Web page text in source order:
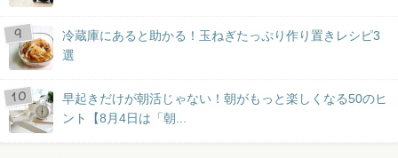
冷蔵庫にあると助かる！玉ねぎたっぷり作り置きレシピ3
選
早起きだけが朝活じゃない！朝がもっと楽しくなる50のヒ
ント【8月4日は「朝...